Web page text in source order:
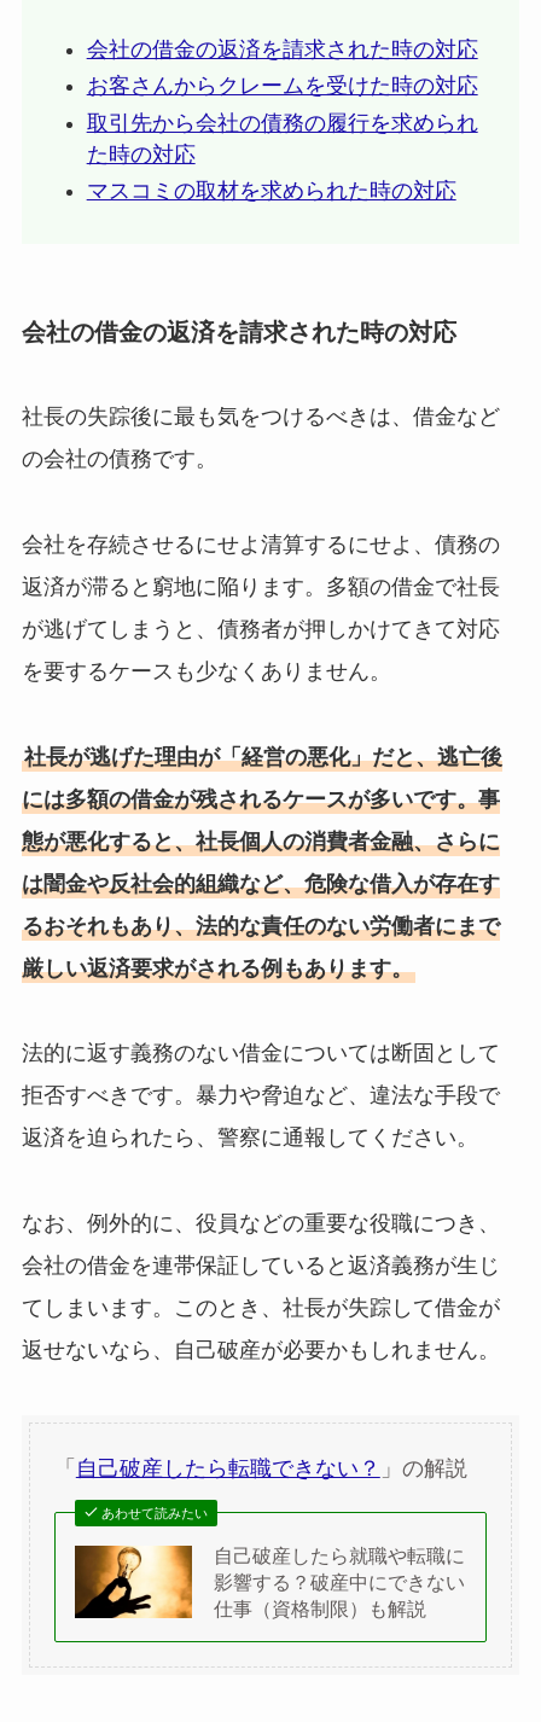
会社の借金の返済を請求された時の対応
お客さんからクレームを受けた時の対応
取引先から会社の債務の履行を求められ
た時の対応
マスコミの取材を求められた時の対応
会社の借金の返済を請求された時の対応
社長の失踪後に最も気をつけるべきは、借金など
の会社の債務です。
会社を存続させるにせよ清算するにせよ、債務の
返済が滞ると窮地に陥ります。多額の借金で社長
が逃げてしまうと、債務者が押しかけてきて対応
を要するケースも少なくありません。
社長が逃げた理由が「経営の悪化」だと、逃亡後
には多額の借金が残されるケースが多いです。事
態が悪化すると、社長個人の消費者金融、さらに
は闇金や反社会的組織など、危険な借入が存在す
るおそれもあり、法的な責任のない労働者にまで
厳しい返済要求がされる例もあります。
法的に返す義務のない借金については断固として
拒否すべきです。暴力や脅迫など、違法な手段で
返済を迫られたら、警察に通報してください。
なお、例外的に、役員などの重要な役職につき、
会社の借金を連帯保証していると返済義務が生じ
てしまいます。このとき、社長が失踪して借金が
返せないなら、自己破産が必要かもしれません。
「 自己破産したら転職できない？ 」の解説
あわせて読みたい
自己破産したら就職や転職に
影響する？破産中にできない
仕事（資格制限）も解説